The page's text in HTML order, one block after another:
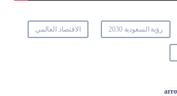
رؤية السعودية 2030 الاقتصاد العالمي